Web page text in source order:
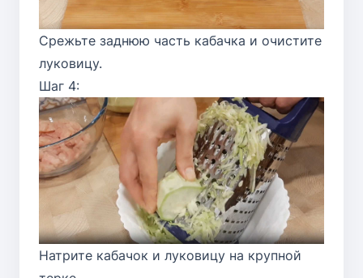
Срежьте заднюю часть кабачка и очистите
луковицу.
Шаг 4:
Натрите кабачок и луковицу на крупной